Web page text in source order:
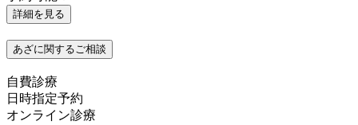
詳細を見る
あざに関するご相談
自費診療
日時指定予約
オンライン診療